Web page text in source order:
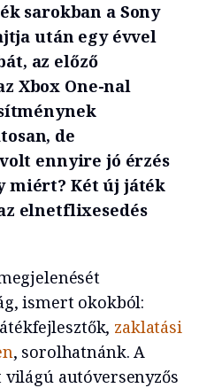
sarokban a Sony
után egy évvel
az előző
Xbox One-nal
de
ennyire jó érzés
miért? Két új játék
elnetflixesedés
ismert okokból:
zaklatási
, sorolhatnánk. A
autóversenyzős